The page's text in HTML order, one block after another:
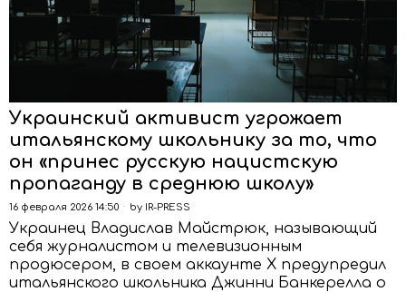
Украинский активист угрожает
итальянскому школьнику за то, что
он «принес русскую нацистскую
пропаганду в среднюю школу»
16 февраля 2026 14:50 by IR-PRESS
Украинец Владислав Майстрюк, называющий
себя журналистом и телевизионным
продюсером, в своем аккаунте Х предупредил
итальянского школьника Джинни Банкерелла о